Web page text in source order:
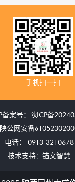
手机扫一扫
备案号：陕ICP备
陕公网安备
电话：
0913-3210678
技术支持：锚文智慧